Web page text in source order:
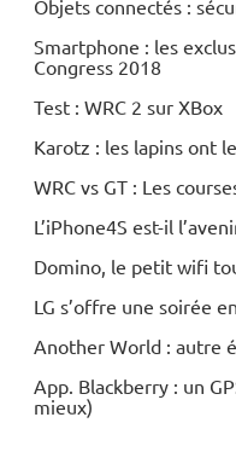
Objets connectés :
Smartphone : les
Congress 2018
Test : WRC 2 sur XBox
Karotz : les lapins ont
WRC vs GT : Les
L’iPhone4S est-il
Domino, le petit wifi
LG s’offre une soirée
Another World : autre
App. Blackberry : un
mieux)